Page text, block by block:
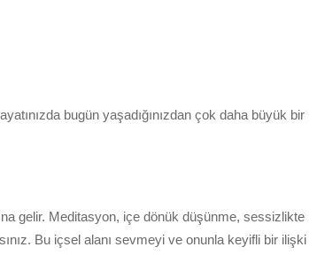
bugün yaşadığınızdan çok daha büyük bir
gelir. Meditasyon, içe dönük düşünme, sessizlikte
Bu içsel alanı sevmeyi ve onunla keyifli bir ilişki